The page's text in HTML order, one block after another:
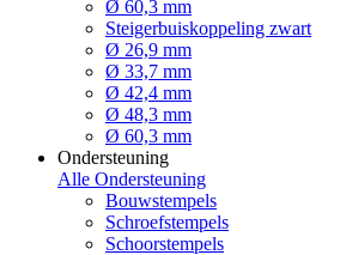
Ø 60,3 mm
Steigerbuiskoppeling zwart
Ø 26,9 mm
Ø 33,7 mm
Ø 42,4 mm
Ø 48,3 mm
Ø 60,3 mm
Ondersteuning
Alle Ondersteuning
Bouwstempels
Schroefstempels
Schoorstempels